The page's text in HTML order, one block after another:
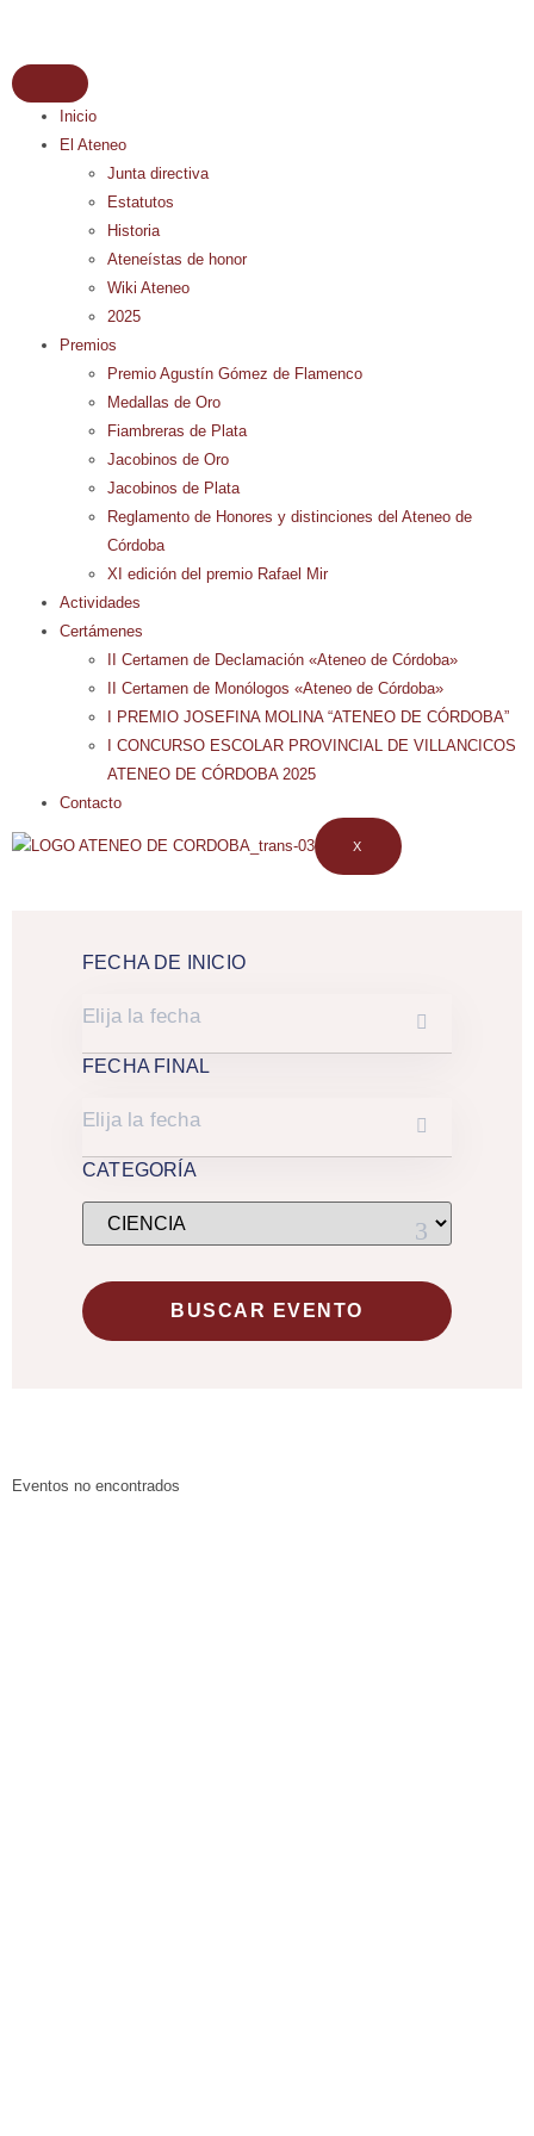
Inicio
El Ateneo
Junta directiva
Estatutos
Historia
Ateneístas de honor
Wiki Ateneo
2025
Premios
Premio Agustín Gómez de Flamenco
Medallas de Oro
Fiambreras de Plata
Jacobinos de Oro
Jacobinos de Plata
Reglamento de Honores y distinciones del Ateneo de
Córdoba
XI edición del premio Rafael Mir
Actividades
Certámenes
II Certamen de Declamación «Ateneo de Córdoba»
II Certamen de Monólogos «Ateneo de Córdoba»
I PREMIO JOSEFINA MOLINA “ATENEO DE CÓRDOBA”
I CONCURSO ESCOLAR PROVINCIAL DE VILLANCICOS
ATENEO DE CÓRDOBA 2025
Contacto
X
FECHA DE INICIO
FECHA FINAL
CATEGORÍA
Eventos no encontrados